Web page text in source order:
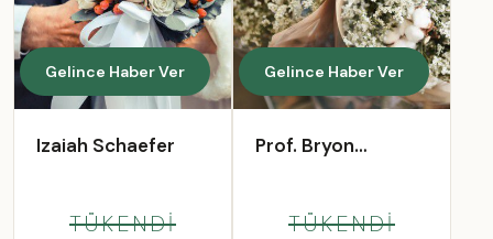
Gelince Haber Ver
Izaiah Schaefer
TÜKENDİ
Gelince Haber Ver
Prof. Bryon
TÜKENDİ